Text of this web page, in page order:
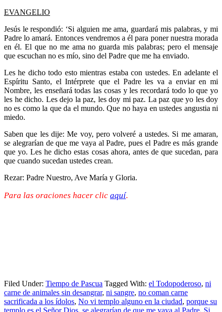
EVANGELIO
Jesús le respondió: ‘Si alguien me ama, guardará mis palabras, y mi
Padre lo amará. Entonces vendremos a él para poner nuestra morada
en él. El que no me ama no guarda mis palabras; pero el mensaje
que escuchan no es mío, sino del Padre que me ha enviado.
Les he dicho todo esto mientras estaba con ustedes. En adelante el
Espíritu Santo, el Intérprete que el Padre les va a enviar en mi
Nombre, les enseñará todas las cosas y les recordará todo lo que yo
les he dicho. Les dejo la paz, les doy mi paz. La paz que yo les doy
no es como la que da el mundo. Que no haya en ustedes angustia ni
miedo.
Saben que les dije: Me voy, pero volveré a ustedes. Si me amaran,
se alegrarían de que me vaya al Padre, pues el Padre es más grande
que yo. Les he dicho estas cosas ahora, antes de que sucedan, para
que cuando sucedan ustedes crean.
Rezar: Padre Nuestro, Ave María y Gloria.
Para las oraciones hacer clic aquí.
Filed Under: Tiempo de Pascua Tagged With: el Todopoderoso, ni
carne de animales sin desangrar, ni sangre, no coman carne
sacrificada a los ídolos, No vi templo alguno en la ciudad, porque su
templo es el Señor Dios, se alegrarían de que me vaya al Padre, Si